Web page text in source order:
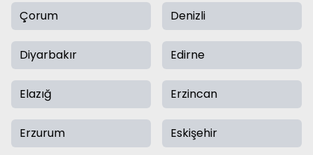
Çorum Denizli
Diyarbakır Edirne
Elazığ Erzincan
Erzurum Eskişehir